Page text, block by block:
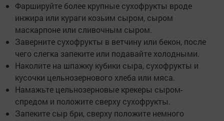
Фаршируйте более крупные сухофрукты вроде
инжира или кураги козьим сыром, сыром
маскарпоне или сливочным сыром.
Заверните сухофрукты в ветчину или бекон, после
чего слегка запеките или подавайте холодными.
Наколите на шпажку кубики сыра, сухофрукты и
кусочки цельнозернового хлеба или мяса.
Намажьте цельнозерновые крекеры сыром-
спредом и положите сверху сухофрукты.
Запеките сыр бри, сверху положите немного